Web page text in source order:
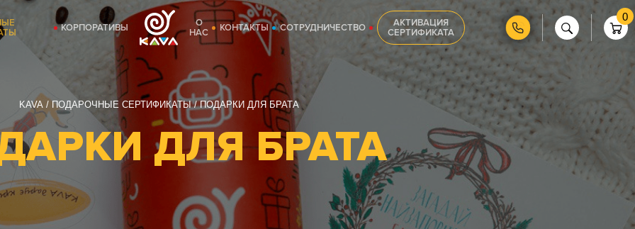
КОРПОРАТИВЫ
О
НАС
КОНТАКТЫ СОТРУДНИЧЕСТВО
АКТИВАЦИЯ
СЕРТИФИКАТА
0
KAVA ПОДАРОЧНЫЕ СЕРТИФИКАТЫ ПОДАРКИ ДЛЯ БРАТА
ДЛЯ БРАТА